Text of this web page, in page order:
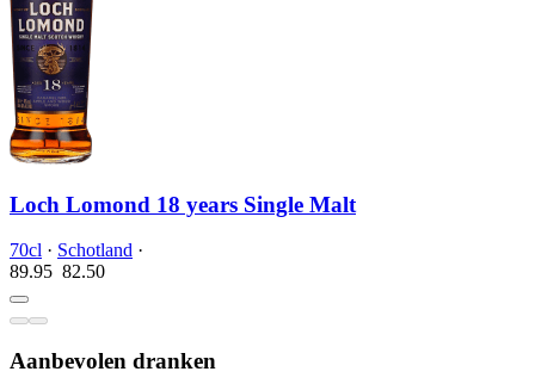
Loch Lomond 18 years Single Malt
70cl · Schotland ·
89.95 82.50
Aanbevolen dranken